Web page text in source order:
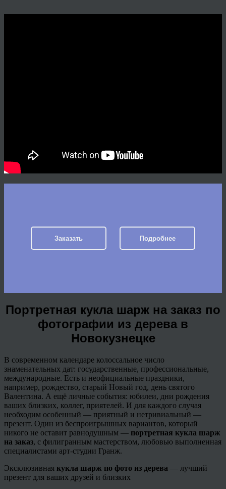
Заказать Подробнее
Портретная кукла шарж на заказ по
фотографии из дерева в
Новокузнецке
В современном календаре колоссальное число
знаменательных дат: государственные, профессиональные,
международные. Есть и неофициальные праздники,
например, рождество, старый Новый год, день святого
Валентина. А ещё личные события: юбилеи, дни рождения
ваших близких, коллег, приятелей. И для каждого случая
необходим особенный — приятный и нетривиальный —
презент. Один из беспроигрышных вариантов, который
никого не оставит равнодушным — портретная кукла шарж
на заказ, с филигранным мастерством, любовью выполненная
специалистами арт-студии Гранж.
Эксклюзивная кукла шарж по фото из дерева — лучший
презент для ваших друзей и близких